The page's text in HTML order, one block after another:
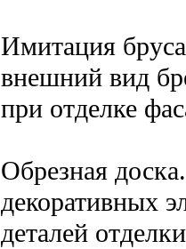
Имитация
внешний вид
при отделке
Обрезная
декоративных
деталей